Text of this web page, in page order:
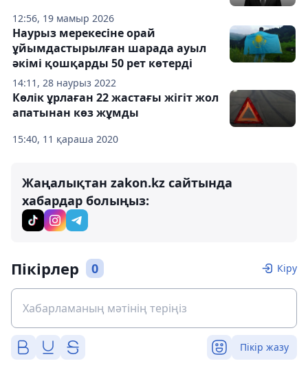
12:56, 19 мамыр 2026
14:11, 28 наурыз 2022
Наурыз мерекесіне орай
ұйымдастырылған шарада ауыл
әкімі қошқарды 50 рет көтерді
15:40, 11 қараша 2020
Көлік ұрлаған 22 жастағы жігіт жол
апатынан көз жұмды
Жаңалықтан zakon.kz сайтында
хабардар болыңыз:
Пікірлер 0 Кіру
Пікір жазу